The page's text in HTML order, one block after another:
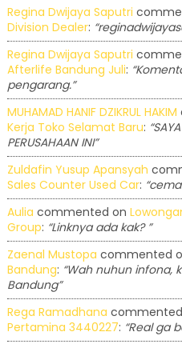
Regina Dwijaya Saputri
Division Dealer:
Regina Dwijaya Saputri
Afterlife Bandung Juli:
pengarang.”
MUHAMAD HANIF DZIKRUL HAKIM
Kerja Toko Selamat Baru:
PERUSAHAAN INI”
Zuldafin Yusup Apansyah
Sales Counter Used Car:
Aulia commented on
Group: “Linknya ada kak? ”
Zaenal Mustopa commented
Bandung: “Wah nuhun infona,
Bandung”
Rega Ramadhana
Pertamina 3440227: “Real ga